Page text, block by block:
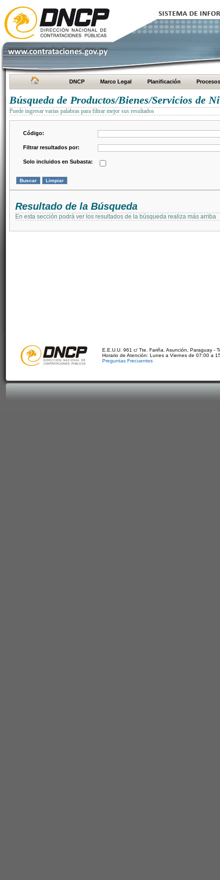
DNCP Marco Legal Planificación Procesos
Búsqueda de Productos/Bienes/Servicios de
Puede ingresar varias palabras para filtrar mejor sus resultados
Código:
Filtrar resultados por:
Solo incluidos en Subasta:
Resultado de la Búsqueda
En esta sección podrá ver los resultados de la búsqueda realiza más arriba
E.E.U.U. 961 c/ Tte. Fariña. Asunción, Paraguay -
Horario de Atención: Lunes a Viernes de 07:00 a
Preguntas Frecuentes